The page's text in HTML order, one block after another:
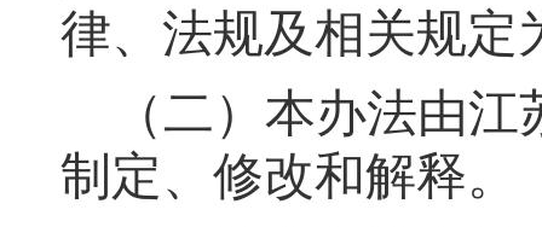
律、法规及相关规定
（二）本办法由
制定、修改和解释。